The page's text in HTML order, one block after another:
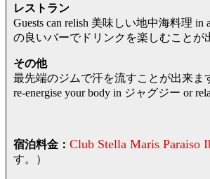
レストラン
Guests can relish 美味しい地中海料理
の良いバーでドリンクを楽しむことが
その他
最先端のジムで汗を流すことが出来ま
re-energise your body in ジャグジー or
宿泊料金： Club Stella Maris Paraiso
す。）